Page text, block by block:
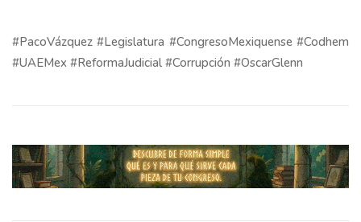
#PacoVázquez #Legislatura #CongresoMexiquense #Codhem
#UAEMex #ReformaJudicial #Corrupción #OscarGlenn